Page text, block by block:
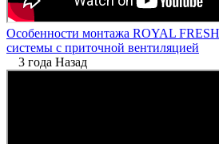
Особенности монтажа ROYAL
системы с приточной вентиляцией
3 года Назад